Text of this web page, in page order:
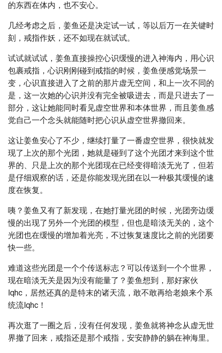
的东西在体内，也不安心。
几经考虑之后，姜鱼还是决定试一试，等以后万一在关键时
刻，戒指作妖，还不如现在就试试。
试试就试试，姜鱼直接操控心识缓慢的进入神海内，用心识
包裹戒指，心识刚刚碰到戒指的时候，姜鱼便感觉场景一
变，心识直接进入了之前的那片虚无空间，和上一次不同的
是，这一次她的心识并没有完全被吸进去，而是只进去了一
部分，这让她能同时看见虚空世界和本体世界，而且姜鱼感
觉自己一个念头就能随时把心识从虚空世界撤回来。
这让姜鱼安心了不少，继续打量了一番虚空世界，很快就发
现了上次的那个光团，她就是碰到了这个光团才来到这个世
界的、只是上次的那个光团现在已经变得暗淡无光了，但若
是仔细观察的话，还是你能发现光团在以一种极其缓慢的速
度在恢复。
咦？姜鱼又有了新发现，在她打量光团的时候，光团旁边缓
慢的出现了另外一个光团的模型，但也是暗淡无关的，这个
光团也在缓慢的增加着光亮，不过恢复速度比之前的光团要
快一些。
难道这些光团是一个个传送标志？可以传送到一个个世界，
现在暗淡无关是因为没有能量了？姜鱼想到，那好家伙
lqhc，居然还真的是特末的诸天流，敢不敢再给老娘来个系
统流lqhc！
再次逛了一圈之后，没有任何发现，姜鱼就将神念从虚无世
界撤了回来，戒指还是那个戒指，安安静静的躺在神海里。